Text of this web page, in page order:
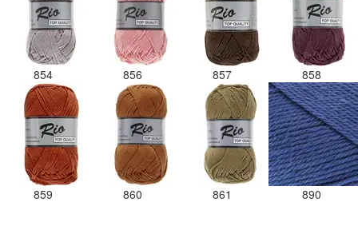
854 856 857 858
859 860 861 890